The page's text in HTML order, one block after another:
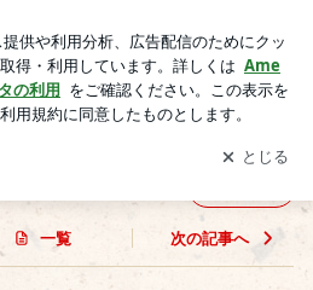
ブログの更新通知
を受け取りまし
開く
一覧 次の記事へ